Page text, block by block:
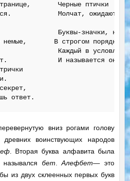
Черные птички  на
Молчат, ожидают,
Буквы-значки, как
немые,       В строгом порядке
Каждый в
И называется он
сестрички
вниз рогами голову
воинствующих народов
. Вторая буква алфавита была
бет .Алефбет— это
из двух склеенных первых букв